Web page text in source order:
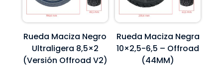
Rueda Maciza Negro
Ultraligera 8,5×2
(Versión Offroad V2)
Rueda Maciza Negra
10×2,5-6,5 – Offroad
(44MM)